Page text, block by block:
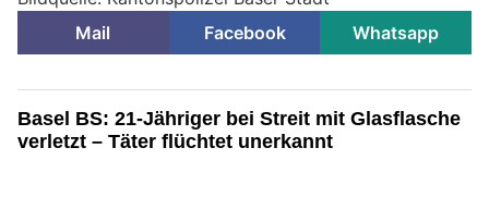
Mail
Facebook Whatsapp
Basel BS: 21-Jähriger bei Streit mit Glasflasche
verletzt – Täter flüchtet unerkannt